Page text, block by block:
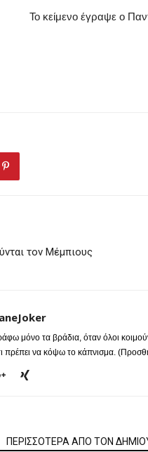
Το κείμενο έγραψε ο
τον Μέμπιους
μόνο τα βράδια, όταν όλοι
πρέπει να κόψω το κάπνισμα.
ΠΕΡΙΣΣΟΤΕΡΑ ΑΠΟ ΤΟΝ